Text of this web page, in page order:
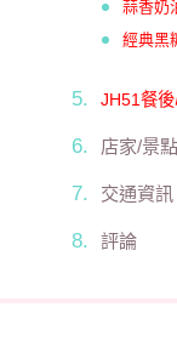
蒜香奶
經典黑
JH51餐
店家/景
交通資訊
評論